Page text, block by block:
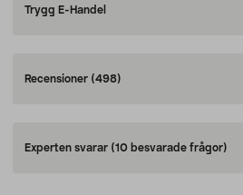
Trygg E-Handel
Recensioner (498)
Experten svarar (10 besvarade frågor)